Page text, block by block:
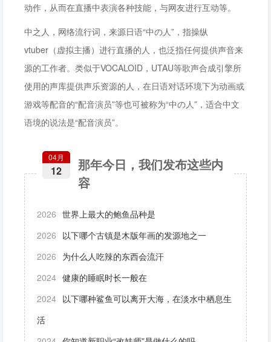
动作，从而在直播中表演各种技能，与网友进行互动等。
中之人，网络流行词，来源日语“中の人”，指操纵
vtuber（虚拟主播）进行直播的人，也泛指任何提供声音来
源的工作者。‌类似于VOCALOID，UTAU等歌声合成引擎所
使用的声库提供声乐资源的人，在日语对话环境下为动画或
游戏等配音的“配音演员”等也可被称为“中の人”，适合中文
语境的说法是“配音演员”。
那年今日，我们发布这些内
容
04月
12
2026 世界上最大的鲍鱼品种是
2026 以下哪个古镇是木版年画的发源地之一
2026 为什么人吃辣的东西会流汗
2024 健康的睡眠时长一般在
2024 以下哪种鲨鱼可以离开大海，在淡水中栖息生
活